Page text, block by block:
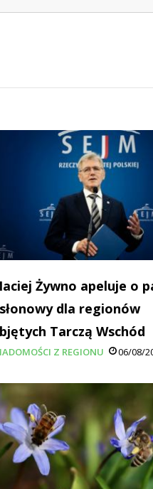
Żywno apeluje o
dla regionów
Tarczą Wschód
Z REGIONU 06/08/